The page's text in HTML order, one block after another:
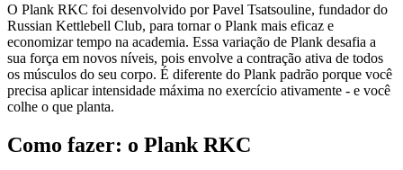
O Plank RKC foi desenvolvido por Pavel Tsatsouline, fundador do
Russian Kettlebell Club, para tornar o Plank mais eficaz e
economizar tempo na academia. Essa variação de Plank desafia a
sua força em novos níveis, pois envolve a contração ativa de todos
os músculos do seu corpo. É diferente do Plank padrão porque você
precisa aplicar intensidade máxima no exercício ativamente - e você
colhe o que planta.
Como fazer: o Plank RKC